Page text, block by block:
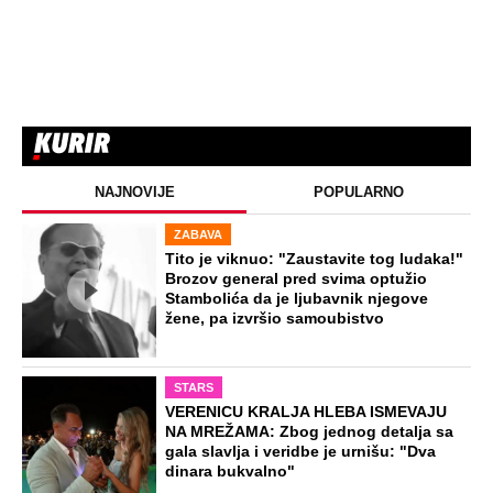
NAJNOVIJE POPULARNO
ZABAVA
Tito je viknuo: "Zaustavite tog ludaka!"
Brozov general pred svima optužio
Stambolića da je ljubavnik njegove
žene, pa izvršio samoubistvo
STARS
VERENICU KRALJA HLEBA ISMEVAJU
NA MREŽAMA: Zbog jednog detalja sa
gala slavlja i veridbe je urnišu: "Dva
dinara bukvalno"